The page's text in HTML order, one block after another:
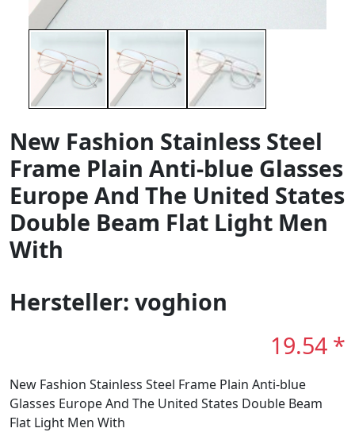
New Fashion Stainless Steel
Frame Plain Anti-blue Glasses
Europe And The United States
Double Beam Flat Light Men
With
Hersteller: voghion
19.54 *
New Fashion Stainless Steel Frame Plain Anti-blue
Glasses Europe And The United States Double Beam
Flat Light Men With